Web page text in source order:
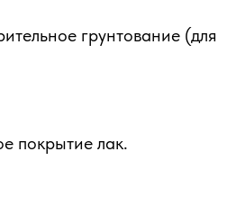
грунтование (для
покрытие лак.